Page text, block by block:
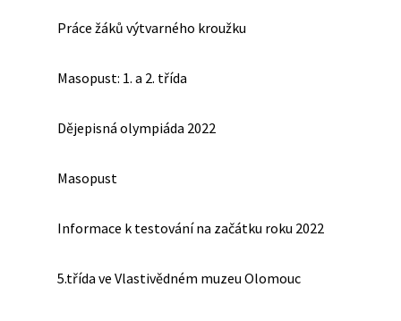
Práce žáků výtvarného kroužku
Masopust: 1. a 2. třída
Dějepisná olympiáda 2022
Masopust
Informace k testování na začátku roku 2022
5.třída ve Vlastivědném muzeu Olomouc